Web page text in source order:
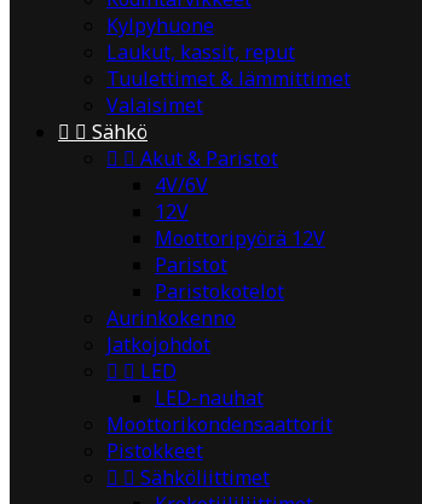
Kylpyhuone
Laukut, kassit, reput
Tuulettimet & lämmittimet
Valaisimet
  Sähkö
  Akut & Paristot
4V/6V
12V
Moottoripyörä 12V
Paristot
Paristokotelot
Aurinkokenno
Jatkojohdot
  LED
LED-nauhat
Moottorikondensaattorit
Pistokkeet
  Sähköliittimet